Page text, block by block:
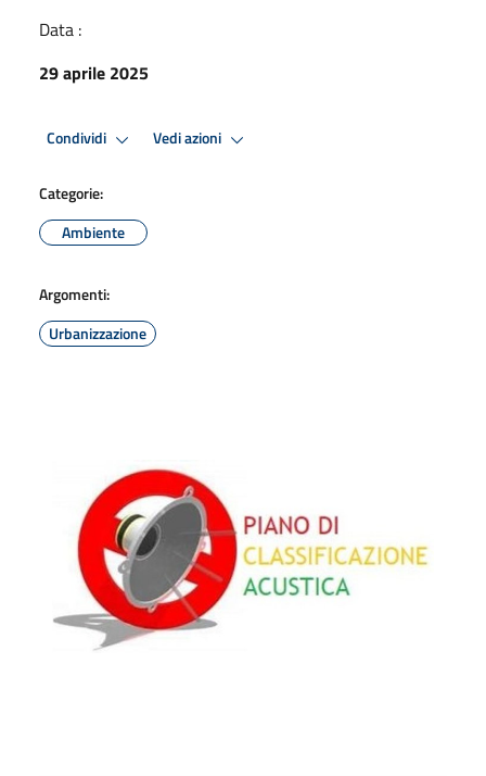
Data :
29 aprile 2025
Condividi Vedi azioni
Categorie:
Ambiente
Argomenti:
Urbanizzazione